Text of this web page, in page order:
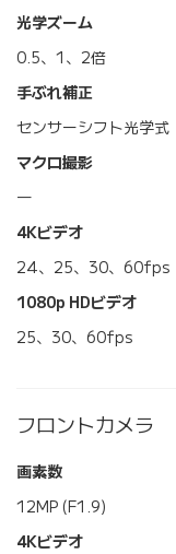
光学ズーム
0.5、1、2倍
手ぶれ補正
センサーシフト光学式
マクロ撮影
―
4Kビデオ
24、25、30、60fps
1080p HDビデオ
25、30、60fps
フロントカメラ
画素数
12MP (F1.9)
4Kビデオ